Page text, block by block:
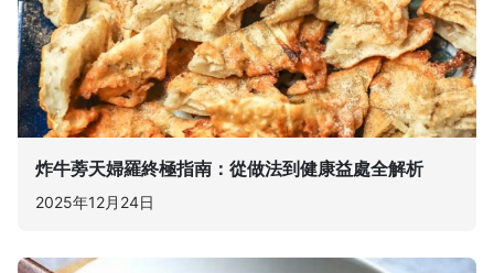
炸牛蒡天婦羅終極指南：從做法到健康益處全解析
2025年12月24日